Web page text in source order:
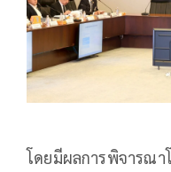
โดยมีผลการพิจารณา